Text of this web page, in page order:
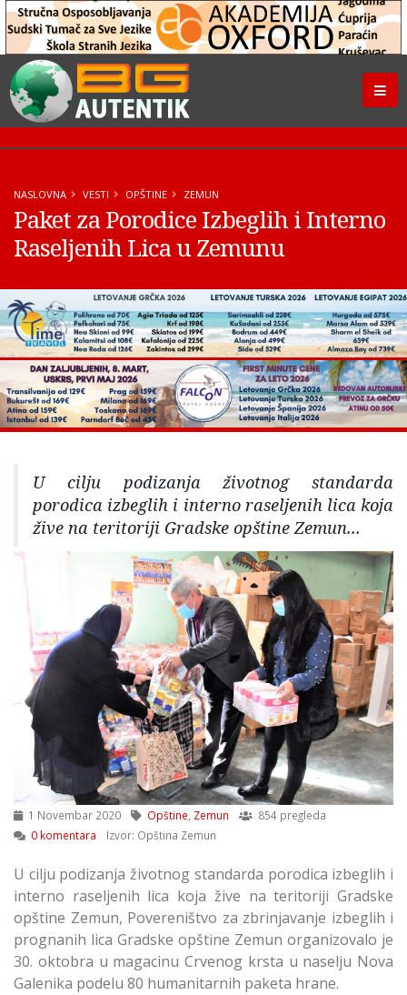
NASLOVNA VESTI OPŠTINE ZEMUN
Paket za Porodice Izbeglih i Interno
Raseljenih Lica u Zemunu
U cilju podizanja životnog standarda
porodica izbeglih i interno raseljenih lica koja
žive na teritoriji Gradske opštine Zemun...
1 Novembar 2020 Opštine Zemun
854 pregleda
0 komentara
Izvor: Opština Zemun
U cilju podizanja životnog standarda porodica izbeglih i
interno raseljenih lica koja žive na teritoriji Gradske
opštine Zemun, Povereništvo za zbrinjavanje izbeglih i
prognanih lica Gradske opštine Zemun organizovalo je
30. oktobra u magacinu Crvenog krsta u naselju Nova
Galenika podelu 80 humanitarnih paketa hrane.